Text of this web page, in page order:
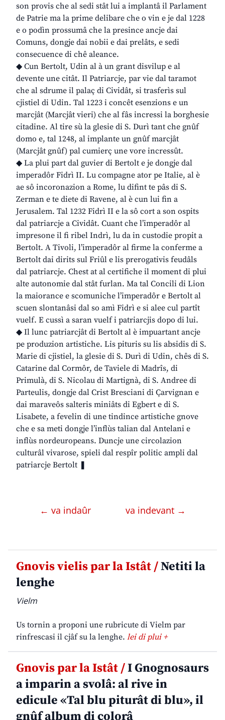
son provis che al sedi stât lui a implantâ il Parlament
de Patrie ma la prime delibare che o vin e je dal 1228
e o podìn prossumâ che la presince ancje dai
Comuns, dongje dai nobii e dai prelâts, e sedi
consecuence di chê aleance.
◆ Cun Bertolt, Udin al à un grant disvilup e al
devente une citât. Il Patriarcje, par vie dal taramot
che al sdrume il palaç di Cividât, si trasferìs sul
cjistiel di Udin. Tal 1223 i concêt esenzions e un
marcjât (Marcjât vieri) che al fâs incressi la borghesie
citadine. Al tire sù la glesie di S. Durì tant che gnûf
domo e, tal 1248, al implante un gnûf marcjât
(Marcjât gnûf) pal cumierç une vore incressût.
◆ La plui part dal guvier di Bertolt e je dongje dal
imperadôr Fidrì II. Lu compagne ator pe Italie, al è
ae sô incoronazion a Rome, lu difint te pâs di S.
Zerman e te diete di Ravene, al è cun lui fin a
Jerusalem. Tal 1232 Fidrì II e la sô cort a son ospits
dal patriarcje a Cividât. Cuant che l’imperadôr al
impresone il fi ribel Indrì, lu da in custodie propit a
Bertolt. A Tivoli, l’imperadôr al firme la conferme a
Bertolt dai dirits sul Friûl e lis prerogativis feudâls
dal patriarcje. Chest at al certifiche il moment di plui
alte autonomie dal stât furlan. Ma tal Concili di Lion
la maiorance e scomuniche l’imperadôr e Bertolt al
scuen slontanâsi dal so amì Fidrì e si alee cul partît
vuelf. E cussì a saran vuelf i patriarcjis dopo di lui.
◆ Il lunc patriarcjât di Bertolt al è impuartant ancje
pe produzion artistiche. Lis pituris su lis absidis di S.
Marie di cjistiel, la glesie di S. Durì di Udin, chês di S.
Catarine dal Cormôr, de Taviele di Madrîs, di
Primulà, di S. Nicolau di Martignà, di S. Andree di
Parteulis, dongje dal Crist Bresciani di Çarvignan e
dai maraveôs salteris miniâts di Egbert e di S.
Lisabete, a fevelin di une tindince artistiche gnove
che e sa meti dongje l’inflùs talian dal Antelani e
inflùs nordeuropeans. Duncje une circolazion
culturâl vivarose, spieli dal respîr politic ampli dal
patriarcje Bertolt ❚
← va indaûr va indevant →
Gnovis vielis par la Istât /Netiti la
lenghe
Vielm
Us tornin a proponi une rubricute di Vielm par
rinfrescasi il cjâf su la lenghe. lei di plui +
Gnovis par la Istât /I Gnognosaurs
a imparin a svolâ: al rive in
edicule «Tal blu piturât di blu», il
gnûf album di colorâ